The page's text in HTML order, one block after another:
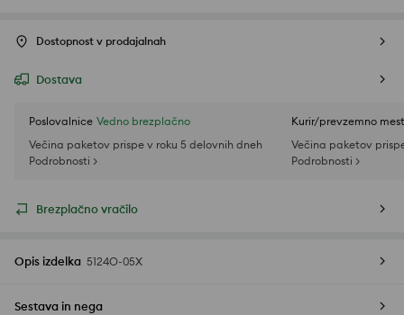
Dostopnost v prodajalnah
Dostava
Poslovalnice Vedno brezplačno
Večina paketov prispe v roku 5 delovnih dneh
Podrobnosti >
Kurir/prevzemno
Večina paketov
Podrobnosti >
Brezplačno vračilo
Opis izdelka 5124O-05X
Sestava in nega